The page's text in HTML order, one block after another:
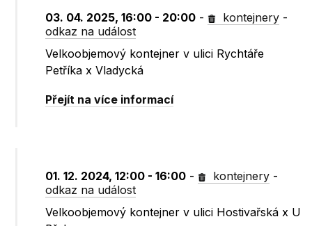
03. 04. 2025, 16:00 - 20:00 - kontejnery -
odkaz na událost
Velkoobjemový kontejner v ulici Rychtáře
Petříka x Vladycká
Přejít na více informací
01. 12. 2024, 12:00 - 16:00 - kontejnery -
odkaz na událost
Velkoobjemový kontejner v ulici Hostivařská x U